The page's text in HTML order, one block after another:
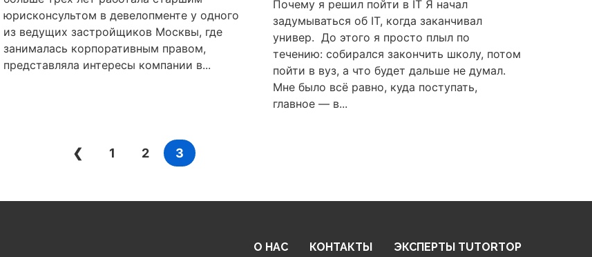
юрисконсультом в девелопменте у одного
из ведущих застройщиков Москвы, где
занималась корпоративным правом,
представляла интересы компании в...
Почему я решил пойти в IT Я начал
задумываться об IT, когда заканчивал
универ. До этого я просто плыл по
течению: собирался закончить школу, потом
пойти в вуз, а что будет дальше не думал.
Мне было всё равно, куда поступать,
главное — в...
❮ 1 2 3
О НАС КОНТАКТЫ ЭКСПЕРТЫ TUTORTOP